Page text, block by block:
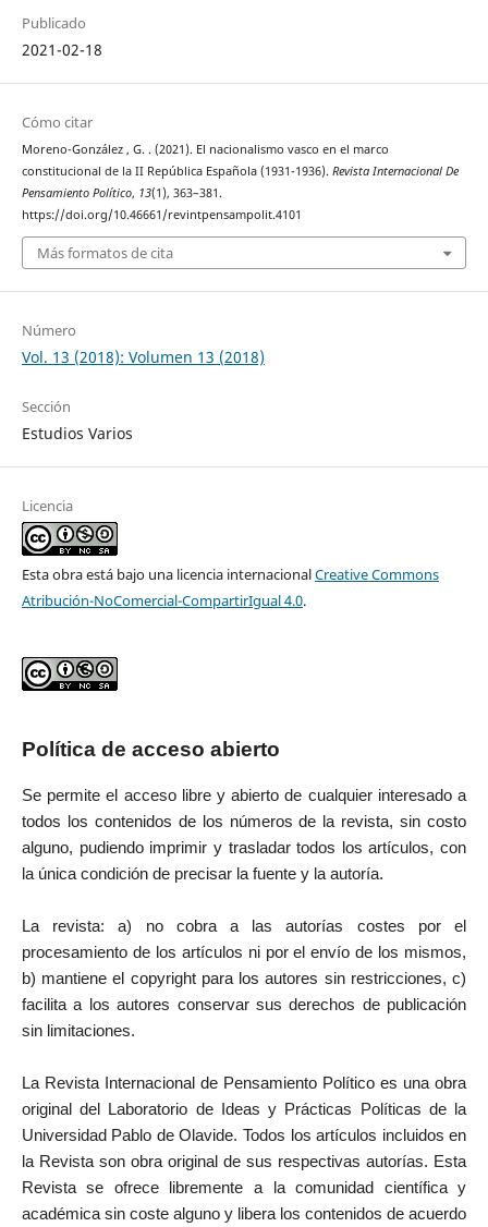
Publicado
2021-02-18
Cómo citar
Moreno-González , G. . (2021). El nacionalismo vasco en el marco
constitucional de la II República Española (1931-1936). Revista Internacional De
Pensamiento Político, 13(1), 363–381.
https://doi.org/10.46661/revintpensampolit.4101
Más formatos de cita
Número
Vol. 13 (2018): Volumen 13 (2018)
Sección
Estudios Varios
Licencia
Esta obra está bajo una licencia internacionalCreative Commons
Atribución-NoComercial-CompartirIgual 4.0.
Política de acceso abierto
Se permite el acceso libre y abierto de cualquier interesado a
todos los contenidos de los números de la revista, sin costo
alguno, pudiendo imprimir y trasladar todos los artículos, con
la única condición de precisar la fuente y la autoría.
La revista: a) no cobra a las autorías costes por el
procesamiento de los artículos ni por el envío de los mismos,
b) mantiene el copyright para los autores sin restricciones, c)
facilita a los autores conservar sus derechos de publicación
sin limitaciones.
La Revista Internacional de Pensamiento Político es una obra
original del Laboratorio de Ideas y Prácticas Políticas de la
Universidad Pablo de Olavide. Todos los artículos incluidos en
la Revista son obra original de sus respectivas autorías. Esta
Revista se ofrece libremente a la comunidad científica y
académica sin coste alguno y libera los contenidos de acuerdo